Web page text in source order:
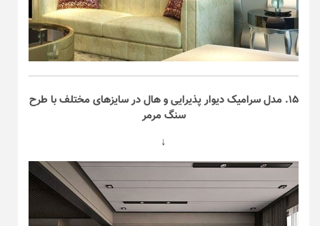
۱۵. مدل سرامیک دیوار پذیرایی و هال در سایز‌های مختلف با طرح
سنگ مرمر
↓